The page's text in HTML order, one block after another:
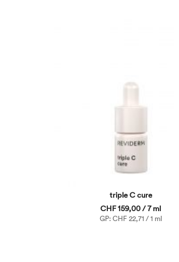
triple C cure
CHF 159,00 / 7 ml
GP: CHF 22,71 / 1 ml